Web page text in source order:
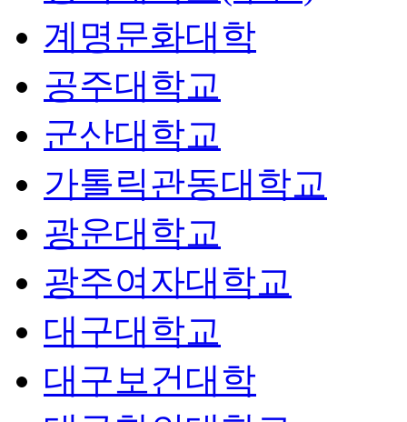
계명문화대학
공주대학교
군산대학교
가톨릭관동대학교
광운대학교
광주여자대학교
대구대학교
대구보건대학